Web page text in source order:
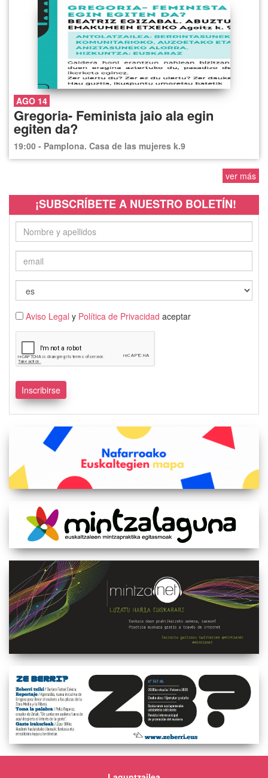
AGO 14
Gregoria- Feminista jaio ala egin
egiten da?
19:00 - Pamplona. Casa de las mujeres k.9
ver más
¡SUBSCRÍBETE A NUESTRO BOLETÍN!
Aviso Legal y Política de Privacidad aceptar